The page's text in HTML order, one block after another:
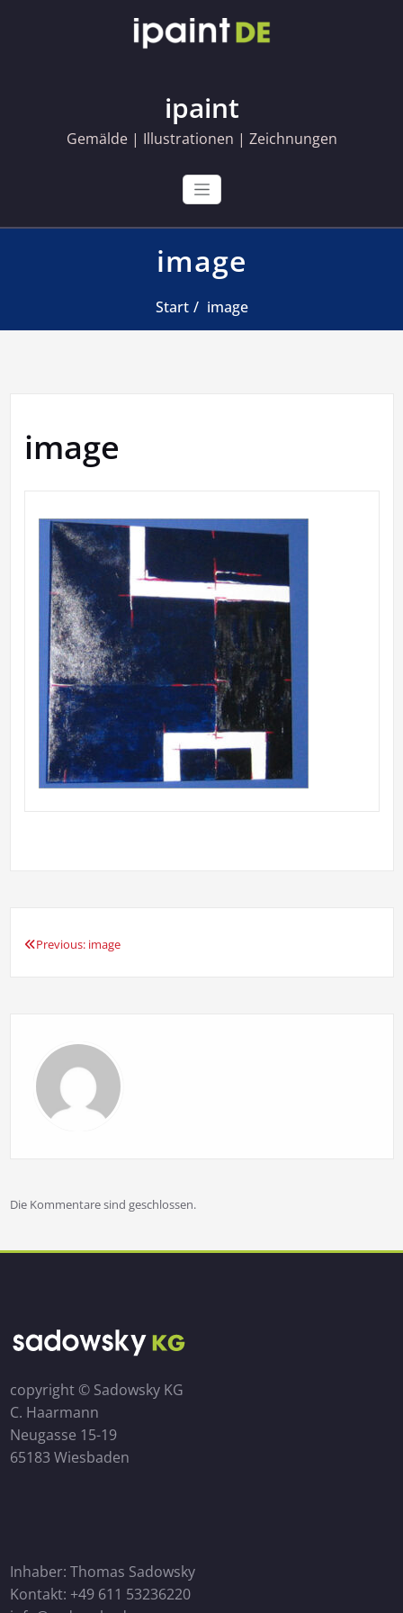
ipaint
Gemälde | Illustrationen | Zeichnungen
image
Start image
image
Beitragsnavigation
Previous: image
Die Kommentare sind geschlossen.
copyright © Sadowsky KG
C. Haarmann
Neugasse 15-19
65183 Wiesbaden
Inhaber: Thomas Sadowsky
Kontakt: +49 611 53236220